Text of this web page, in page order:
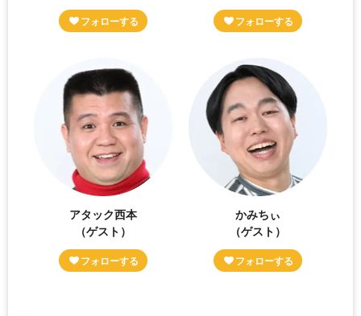
アタック西本
（ゲスト）
かみちぃ
（ゲスト）